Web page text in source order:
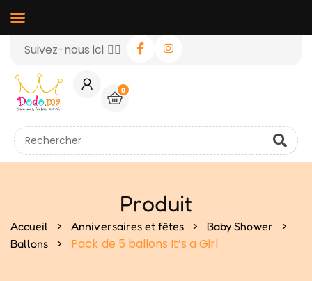
Suivez-nous ici 👉🏻
0
Produit
Accueil > Anniversaires et fêtes > Baby Shower >
Ballons > Pack de 5 ballons It’s a Girl